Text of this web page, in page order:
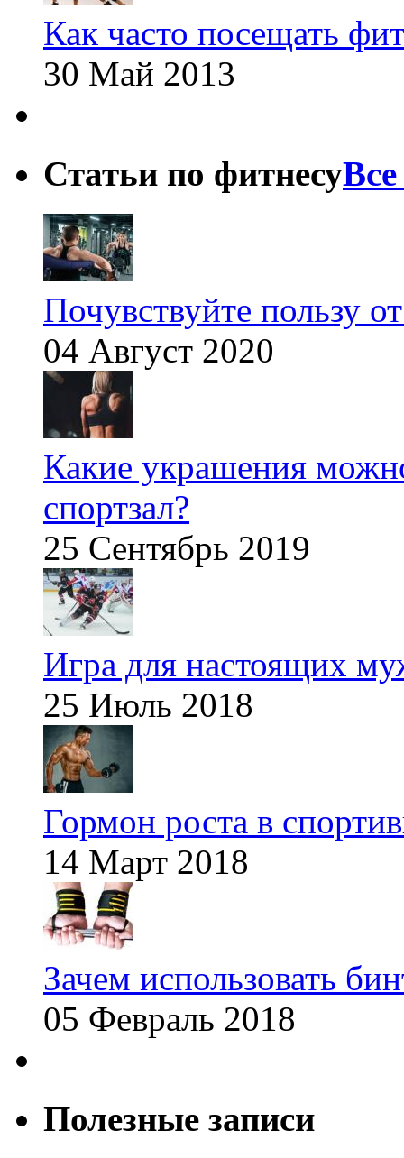
Как часто посещать
30 Май 2013
Статьи по фитнесу
Почувствуйте пользу
04 Август 2020
Какие украшения
спортзал?
25 Сентябрь 2019
Игра для настоящих
25 Июль 2018
Гормон роста в
14 Март 2018
Зачем использовать
05 Февраль 2018
Полезные записи